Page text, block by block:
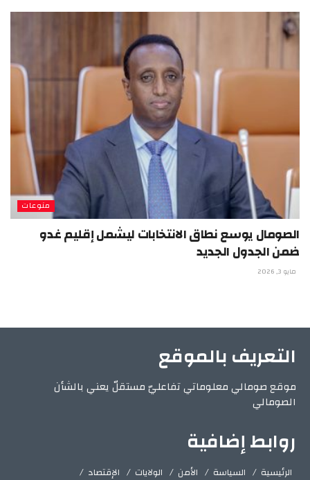
منوعات
الصومال يوسع نطاق الانتخابات ليشمل إقليم غدو
ضمن الجدول الجديد
مايو 3, 2026
التعريف بالموقع
موقع صومالي معلوماتي تفاعليّ مستقلّ يعني بالشأن
الصومالي
روابط إضافية
الرئيسية السياسة الأمن الولايات
الإقتصاد